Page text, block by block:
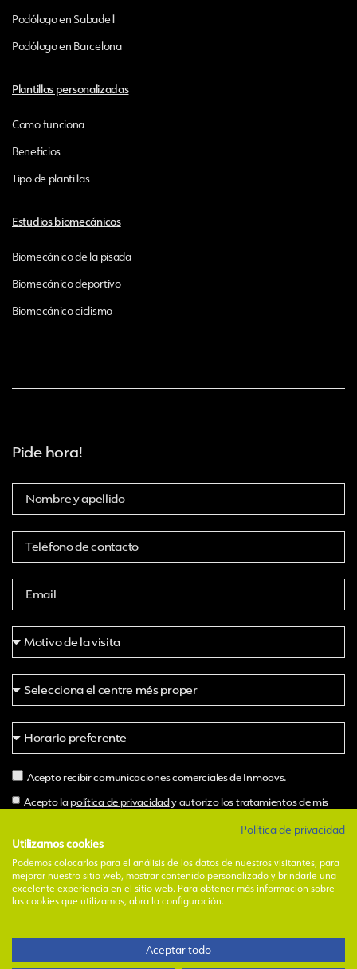
Podólogo en Sabadell
Podólogo en Barcelona
Plantillas personalizadas
Como funciona
Beneficios
Tipo de plantillas
Estudios biomecánicos
Biomecánico de la pisada
Biomecánico deportivo
Biomecánico ciclismo
Pide hora!
Acepto recibir comunicaciones comerciales de Inmoovs.
Acepto la política de privacidady autorizo los tratamientos de mis
Pide hora
Alternative:
Aviso legalIPolítica de privacidad
cookiesICanal y código ético
Política de privacidad
Utilizamos cookies
Podemos colocarlos para el análisis de los datos de nuestros visitantes, para
mejorar nuestro sitio web, mostrar contenido personalizado y brindarle una
excelente experiencia en el sitio web. Para obtener más información sobre
las cookies que utilizamos, abra la configuración.
Aceptar todo